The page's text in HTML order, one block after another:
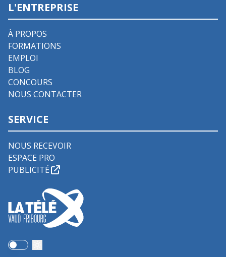
L'ENTREPRISE
À PROPOS
FORMATIONS
EMPLOI
BLOG
CONCOURS
NOUS CONTACTER
SERVICE
NOUS RECEVOIR
ESPACE PRO
PUBLICITÉ
Use setting